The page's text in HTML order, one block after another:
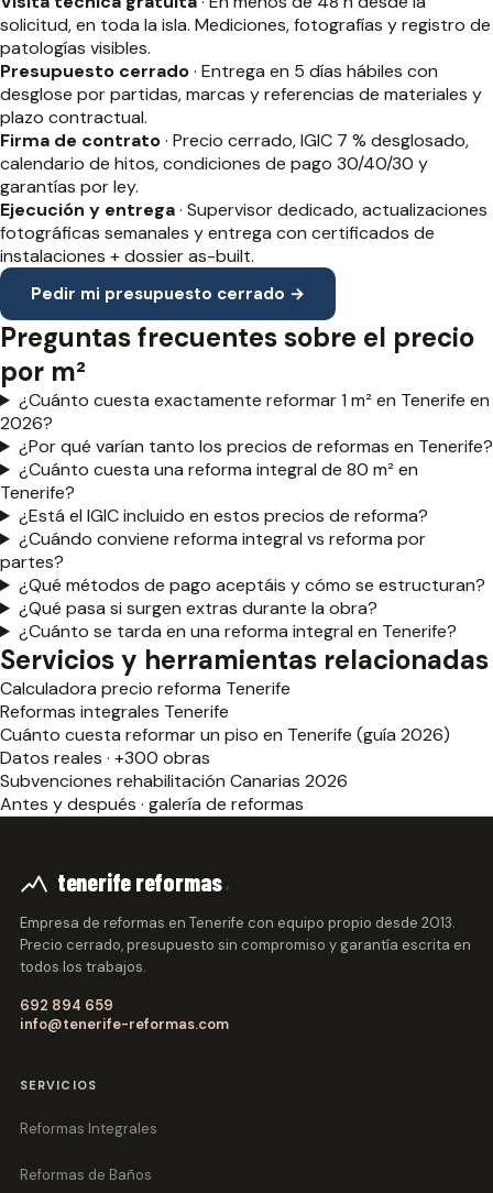
solicitud, en toda la isla. Mediciones, fotografías y registro de
patologías visibles.
Presupuesto cerrado· Entrega en 5 días hábiles con
desglose por partidas, marcas y referencias de materiales y
plazo contractual.
Firma de contrato· Precio cerrado, IGIC 7 % desglosado,
calendario de hitos, condiciones de pago 30/40/30 y
garantías por ley.
Ejecución y entrega· Supervisor dedicado, actualizaciones
fotográficas semanales y entrega con certificados de
instalaciones + dossier as-built.
Pedir mi presupuesto cerrado →
Preguntas frecuentes sobre el precio
por m²
¿Cuánto cuesta exactamente reformar 1 m² en Tenerife en
2026?
¿Por qué varían tanto los precios de reformas en Tenerife?
¿Cuánto cuesta una reforma integral de 80 m² en
Tenerife?
¿Está el IGIC incluido en estos precios de reforma?
¿Cuándo conviene reforma integral vs reforma por
partes?
¿Qué métodos de pago aceptáis y cómo se estructuran?
¿Qué pasa si surgen extras durante la obra?
¿Cuánto se tarda en una reforma integral en Tenerife?
Servicios y herramientas relacionadas
Calculadora precio reforma Tenerife
Reformas integrales Tenerife
Cuánto cuesta reformar un piso en Tenerife (guía 2026)
Datos reales · +300 obras
Subvenciones rehabilitación Canarias 2026
Antes y después · galería de reformas
tenerife reformas.
Empresa de reformas en Tenerife con equipo propio desde 2013.
Precio cerrado, presupuesto sin compromiso y garantía escrita en
todos los trabajos.
692 894 659
info@tenerife-reformas.com
SERVICIOS
Reformas Integrales
Reformas de Baños